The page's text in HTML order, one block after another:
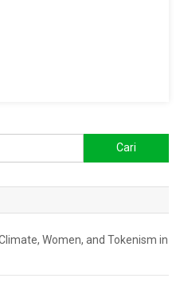
untuk:
Women, and Tokenism in